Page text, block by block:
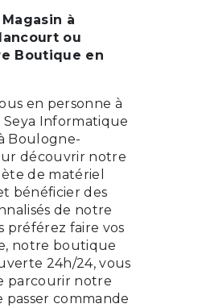
à
ou
Boutique en
en personne à
Seya Informatique
Boulogne-
découvrir notre
de matériel
bénéficier des
de notre
préférez faire vos
notre boutique
24h/24, vous
parcourir notre
passer commande